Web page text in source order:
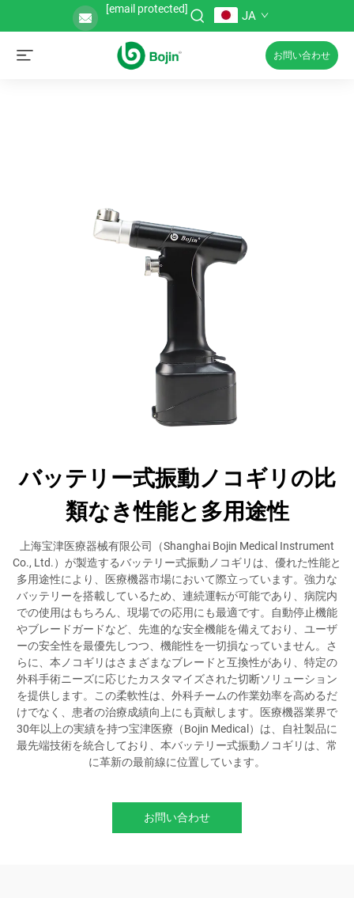
[email protected] JA
お問い合わせ
バッテリー式振動ノコギリの比
類なき性能と多用途性
上海宝津医療器械有限公司（Shanghai Bojin Medical Instrument
Co., Ltd.）が製造するバッテリー式振動ノコギリは、優れた性能と
多用途性により、医療機器市場において際立っています。強力な
バッテリーを搭載しているため、連続運転が可能であり、病院内
での使用はもちろん、現場での応用にも最適です。自動停止機能
やブレードガードなど、先進的な安全機能を備えており、ユーザ
ーの安全性を最優先しつつ、機能性を一切損なっていません。さ
らに、本ノコギリはさまざまなブレードと互換性があり、特定の
外科手術ニーズに応じたカスタマイズされた切断ソリューション
を提供します。この柔軟性は、外科チームの作業効率を高めるだ
けでなく、患者の治療成績向上にも貢献します。医療機器業界で
30年以上の実績を持つ宝津医療（Bojin Medical）は、自社製品に
最先端技術を統合しており、本バッテリー式振動ノコギリは、常
に革新の最前線に位置しています。
お問い合わせ